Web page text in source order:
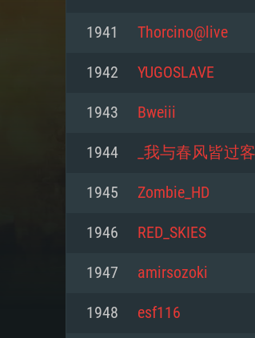
1941 Thorcino@live
1942 YUGOSLAVE
1943 Bweiii
1944 _我与春风皆过客
1945 Zombie_HD
1946 RED_SKIES
1947 amirsozoki
1948 esf116